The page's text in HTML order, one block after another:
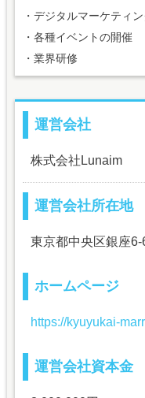
・デジタルマーケティ
・各種イベントの開催
・業界研修
運営会社
株式会社Lunaim
運営会社所在地
東京都中央区銀座
ホームページ
https://kyuyukai-
運営会社資本金